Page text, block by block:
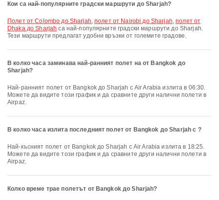
Кои са най-популярните градски маршрути до Sharjah?
полет от Colombo до Sharjah,полет от Nairobi до Sharjah,полет от
Dhaka до Sharjah са най-популярните градски маршрути до Sharjah.
Тези маршрути предлагат удобни връзки от големите градове.
В колко часа заминава най-ранният полет на от Bangkok до
Sharjah?
Най-ранният полет от Bangkok до Sharjah с Air Arabia излита в 06:30.
Можете да видите този график и да сравните други налични полети в
Airpaz.
В колко часа излита последният полет от Bangkok до Sharjah с ?
Най-късният полет от Bangkok до Sharjah с Air Arabia излита в 18:25.
Можете да видите този график и да сравните други налични полети в
Airpaz.
Колко време трае полетът от Bangkok до Sharjah?